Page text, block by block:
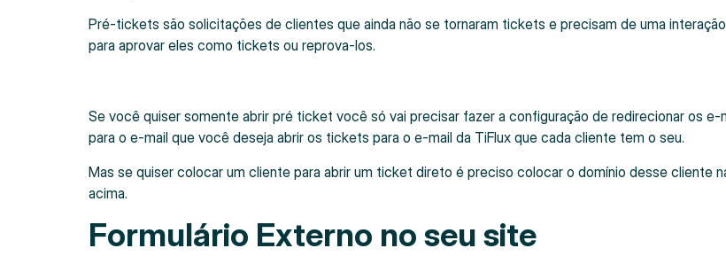
Pré-tickets são solicitações de clientes que ainda não se tornaram tickets e precisam de uma
para aprovar eles como tickets ou reprova-los.
Se você quiser somente abrir pré ticket você só vai precisar fazer a configuração de redirecionar os e-
para o e-mail que você deseja abrir os tickets para o e-mail da TiFlux que cada cliente tem o seu.
Mas se quiser colocar um cliente para abrir um ticket direto é preciso colocar o domínio desse cliente
acima.
Formulário Externo no seu site